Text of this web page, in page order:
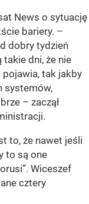
News o sytuację
bariery. –
dobry tydzień
dni, że nie
tak jakby
systemów,
– zaczął
to, że nawet jeśli
to są one
Wiceszef
cztery